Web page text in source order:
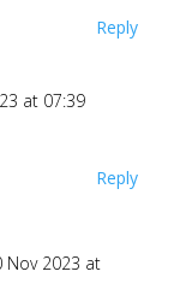
Reply
at 07:39
Reply
Nov 2023 at